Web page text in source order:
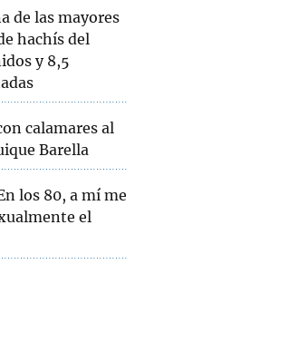
de las mayores
hachís del
y 8,5
calamares al
Barella
los 80, a mí me
el